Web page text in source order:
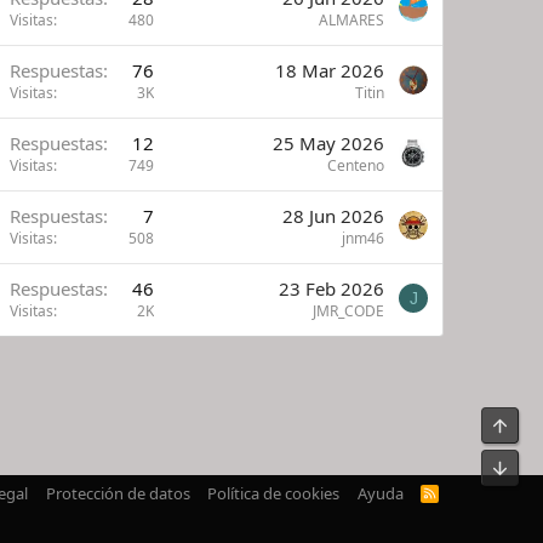
Visitas 480 ALMARES
Respuestas 76
Visitas 3K
18 Mar 2026
Titin
Respuestas 12
Visitas 749
25 May 2026
Centeno
Respuestas 7
Visitas 508
28 Jun 2026
jnm46
Respuestas 46
Visitas 2K
23 Feb 2026
JMR_CODE
J
Protección de datos Política de cookies Ayuda
R